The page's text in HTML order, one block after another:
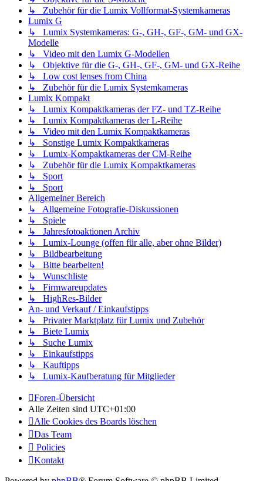
↳ Zubehör für die Lumix Vollformat-Systemkameras
Lumix G
↳ Lumix Systemkameras: G-, GH-, GF-, GM- und GX-
Modelle
↳ Video mit den Lumix G-Modellen
↳ Objektive für die G-, GH-, GF-, GM- und GX-Reihe
↳ Low cost lenses from China
↳ Zubehör für die Lumix Systemkameras
Lumix Kompakt
↳ Lumix Kompaktkameras der FZ- und TZ-Reihe
↳ Lumix Kompaktkameras der L-Reihe
↳ Video mit den Lumix Kompaktkameras
↳ Sonstige Lumix Kompaktkameras
↳ Lumix-Kompaktkameras der CM-Reihe
↳ Zubehör für die Lumix Kompaktkameras
↳ Sport
↳ Sport
Allgemeiner Bereich
↳ Allgemeine Fotografie-Diskussionen
↳ Spiele
↳ Jahresfotoaktionen Archiv
↳ Lumix-Lounge (offen für alle, aber ohne Bilder)
↳ Bildbearbeitung
↳ Bitte bearbeiten!
↳ Wunschliste
↳ Firmwareupdates
↳ HighRes-Bilder
An- und Verkauf / Einkaufstipps
↳ Privater Marktplatz für Lumix und Zubehör
↳ Biete Lumix
↳ Suche Lumix
↳ Einkaufstipps
↳ Kauftipps
↳ Lumix-Kaufberatung für Mitglieder
Foren-Übersicht
Alle Zeiten sind UTC+01:00
Alle Cookies des Boards löschen
Das Team
Policies
Kontakt